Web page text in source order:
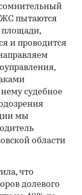
сомнительный
пытаются
площади,
и проводится
судебное
мы
области
что
долевого